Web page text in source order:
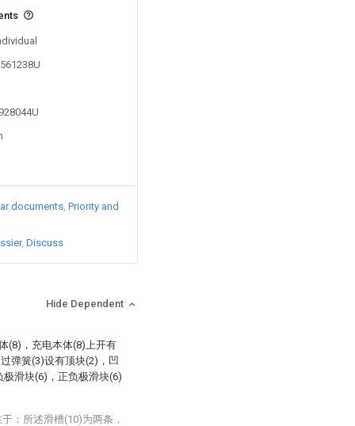
documents Priority and
Discuss
Hide Dependent
(8)，充电本体(8)上开有
弹簧(3)设有顶块(2)，凹
滑块(6)，正负极滑块(6)
：所述滑槽(10)为两条，